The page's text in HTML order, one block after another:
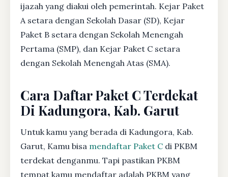
ijazah yang diakui oleh pemerintah. Kejar Paket
A setara dengan Sekolah Dasar (SD), Kejar
Paket B setara dengan Sekolah Menengah
Pertama (SMP), dan Kejar Paket C setara
dengan Sekolah Menengah Atas (SMA).
Cara Daftar Paket C Terdekat
Di Kadungora, Kab. Garut
Untuk kamu yang berada di Kadungora, Kab.
Garut, Kamu bisa mendaftar Paket C di PKBM
terdekat denganmu. Tapi pastikan PKBM
tempat kamu mendaftar adalah PKBM yang